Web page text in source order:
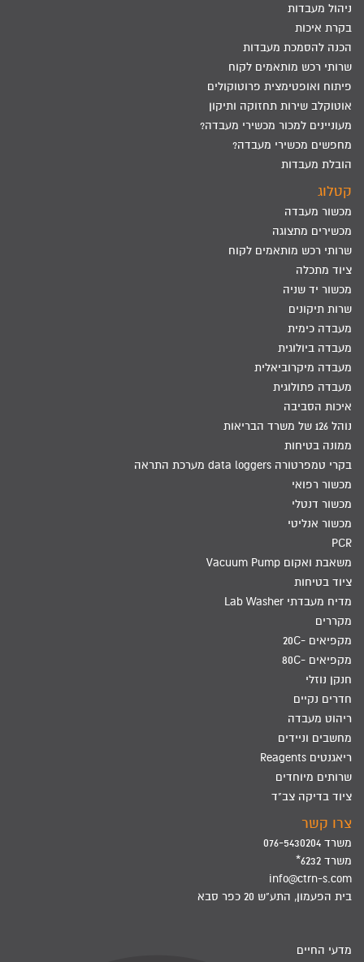
ניהול מעבדות
בקרת איכות
הכנה להסמכת מעבדות
שרותי רכש מותאמים לקוח
פיתוח ואופטימצית פרוטוקולים
אוטוקלב שירות תחזוקה ותיקון
מעוניינים למכור מכשירי מעבדה?
מחפשים מכשירי מעבדה?
הובלת מעבדות
קטלוג
מכשור מעבדה
מכשירים מתצוגה
שרותי רכש מותאמים לקוח
ציוד מתכלה
מכשור יד שניה
שרות תיקונים
מעבדה כימית
מעבדה ביולוגית
מעבדה מיקרוביאלית
מעבדה פתולוגית
איכות הסביבה
נוהל 126 של משרד הבריאות
ממונה בטיחות
בקרי טמפרטורה data loggers מערכת התראה
מכשור רפואי
מכשור דנטלי
מכשור אנליטי
PCR
משאבת ואקום Vacuum Pump
ציוד בטיחות
מדיח מעבדתי Lab Washer
מקררים
מקפיאים -20C
מקפיאים -80C
חנקן נוזלי
חדרים נקיים
ריהוט מעבדה
מחשבים וניידים
ריאגנטים Reagents
שרותים מיוחדים
ציוד בדיקה צב"ד
צרו קשר
משרד 076-5430204
משרד 6232*
info@ctrn-s.com
בית הפעמון, התע"ש 20 כפר סבא
מדעי החיים